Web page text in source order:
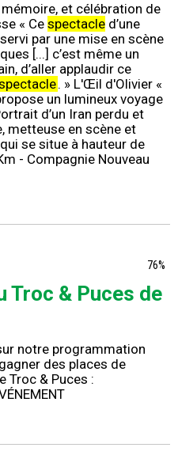
et célébration de
« Ce spectacle d’une
par une mise en scène
[...] c’est même un
d’aller applaudir ce
. » L'Œil d'Olivier «
un lumineux voyage
d’un Iran perdu et
metteuse en scène et
qui se situe à hauteur de
- Compagnie Nouveau
76%
Troc & Puces de
notre programmation
des places de
Troc & Puces :